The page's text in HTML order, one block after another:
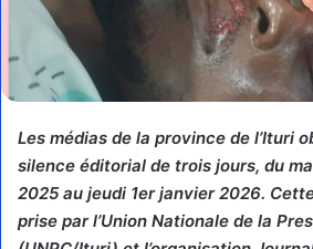
Les médias de la province de l’Ituri
silence éditorial de trois jours, du
2025 au jeudi 1er janvier 2026.
prise par l’Union Nationale de la